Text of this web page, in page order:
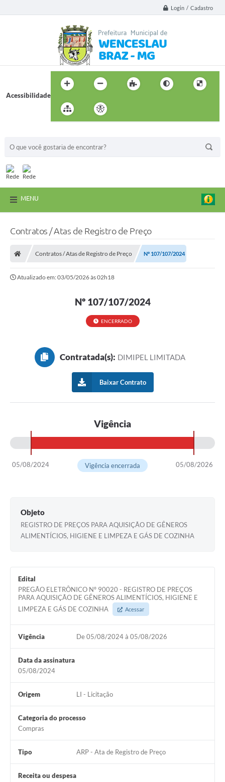
Login / Cadastro
Acessibilidade
MENU
Contratos / Atas de Registro de Preço
Contratos / Atas de Registro de Preço Nº 107/107/2024
Atualizado em: 03/05/2026 às 02h18
Nº 107/107/2024
ENCERRADO
Contratada(s): DIMIPEL LIMITADA
Baixar Contrato
Vigência
05/08/2024 05/08/2026
Vigência encerrada
Objeto
REGISTRO DE PREÇOS PARA AQUISIÇÃO DE GÊNEROS
ALIMENTÍCIOS, HIGIENE E LIMPEZA E GÁS DE COZINHA
Edital
PREGÃO ELETRÔNICO Nº 90020 - REGISTRO DE PREÇOS
PARA AQUISIÇÃO DE GÊNEROS ALIMENTÍCIOS, HIGIENE E
LIMPEZA E GÁS DE COZINHA
Acessar
Vigência De 05/08/2024 à 05/08/2026
Data da assinatura
05/08/2024
Origem LI - Licitação
Categoria do processo
Compras
Tipo ARP - Ata de Registro de Preço
Receita ou despesa